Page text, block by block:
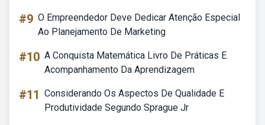
#9 O Empreendedor Deve Dedicar Atenção Especial
Ao Planejamento De Marketing
#10 A Conquista Matemática Livro De Práticas E
Acompanhamento Da Aprendizagem
#11 Considerando Os Aspectos De Qualidade E
Produtividade Segundo Sprague Jr